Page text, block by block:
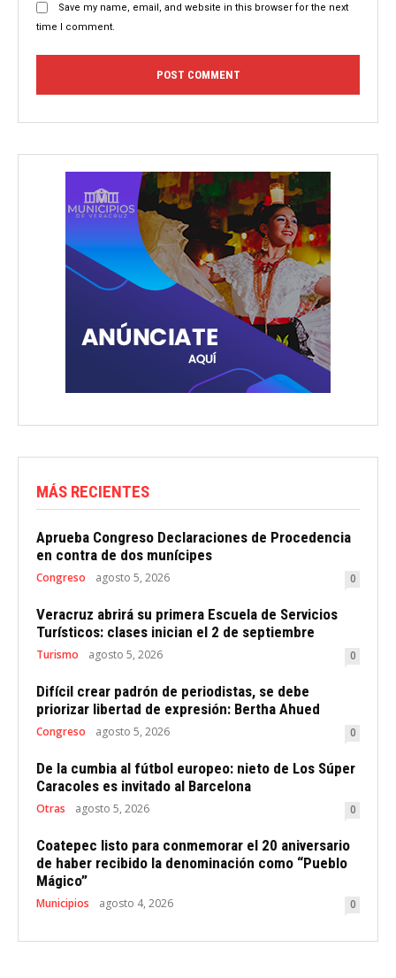
Save my name, email, and website in this browser for the next
time I comment.
MÁS RECIENTES
Aprueba Congreso Declaraciones de Procedencia
en contra de dos munícipes
Congreso agosto 5, 2026 0
Veracruz abrirá su primera Escuela de Servicios
Turísticos: clases inician el 2 de septiembre
Turismo agosto 5, 2026 0
Difícil crear padrón de periodistas, se debe
priorizar libertad de expresión: Bertha Ahued
Congreso agosto 5, 2026 0
De la cumbia al fútbol europeo: nieto de Los Súper
Caracoles es invitado al Barcelona
Otras agosto 5, 2026 0
Coatepec listo para conmemorar el 20 aniversario
de haber recibido la denominación como “Pueblo
Mágico”
Municipios agosto 4, 2026 0